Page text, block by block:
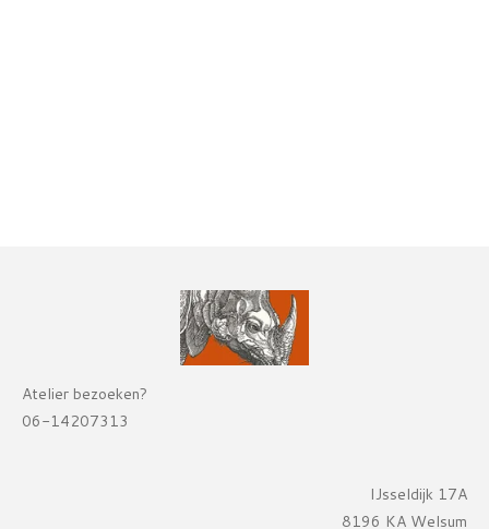
Atelier bezoeken?
06-14207313
IJsseldijk 17A
8196 KA Welsum